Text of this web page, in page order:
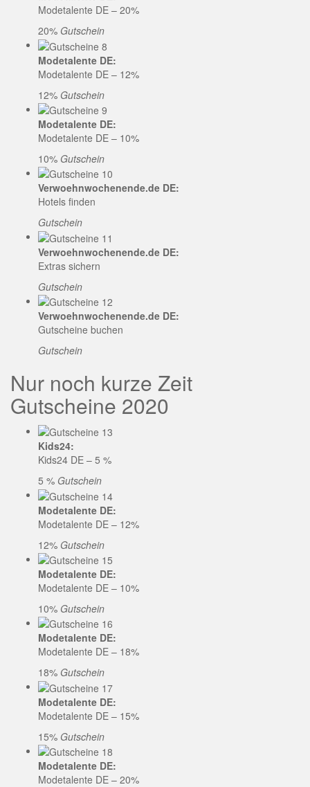
Modetalente DE – 20%
20% Gutschein
Modetalente DE:
Modetalente DE – 12%
12% Gutschein
Modetalente DE:
Modetalente DE – 10%
10% Gutschein
Verwoehnwochenende.de DE:
Hotels finden
Gutschein
Verwoehnwochenende.de DE:
Extras sichern
Gutschein
Verwoehnwochenende.de DE:
Gutscheine buchen
Gutschein
Nur noch kurze Zeit
Gutscheine 2020
Kids24:
Kids24 DE – 5 %
5 % Gutschein
Modetalente DE:
Modetalente DE – 12%
12% Gutschein
Modetalente DE:
Modetalente DE – 10%
10% Gutschein
Modetalente DE:
Modetalente DE – 18%
18% Gutschein
Modetalente DE:
Modetalente DE – 15%
15% Gutschein
Modetalente DE:
Modetalente DE – 20%